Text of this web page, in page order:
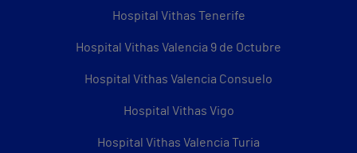
Hospital Vithas Tenerife
Hospital Vithas Valencia 9 de Octubre
Hospital Vithas Valencia Consuelo
Hospital Vithas Vigo
Hospital Vithas Valencia Turia